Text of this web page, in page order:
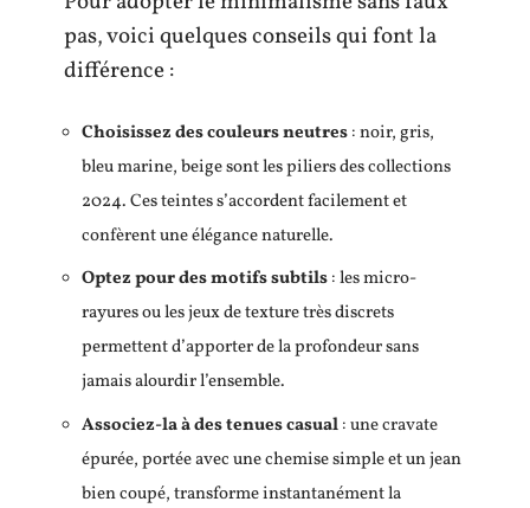
pas, voici quelques conseils qui font la
différence :
Choisissez des couleurs neutres: noir, gris,
bleu marine, beige sont les piliers des collections
2024. Ces teintes s’accordent facilement et
confèrent une élégance naturelle.
Optez pour des motifs subtils: les micro-
rayures ou les jeux de texture très discrets
permettent d’apporter de la profondeur sans
jamais alourdir l’ensemble.
Associez-la à des tenues casual: une cravate
épurée, portée avec une chemise simple et un jean
bien coupé, transforme instantanément la